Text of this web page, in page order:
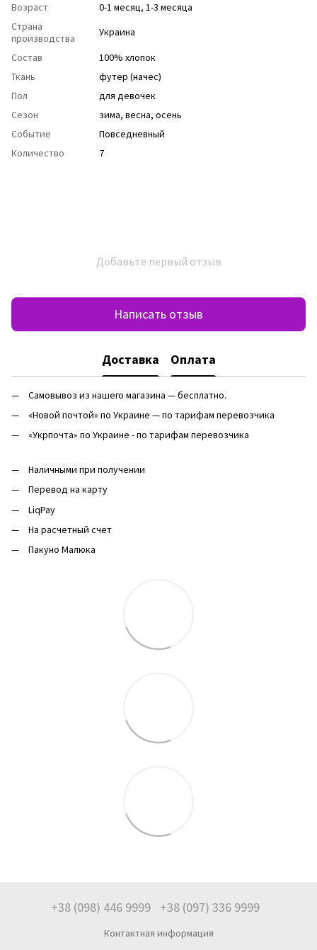
Возраст
0-1 месяц, 1-3 месяца
Страна
производства
Украина
Состав
100% хлопок
Ткань
футер (начес)
Пол
для девочек
Сезон
зима, весна, осень
Событие
Повседневный
Количество
7
Добавьте первый отзыв
Написать отзыв
Доставка Оплата
Самовывоз из нашего магазина — бесплатно.
«Новой почтой» по Украине — по тарифам перевозчика
«Укрпочта» по Украине - по тарифам перевозчика
Наличными при получении
Перевод на карту
LiqPay
На расчетный счет
Пакуно Малюка
+38 (098) 446 9999 +38 (097) 336 9999
Контактная информация